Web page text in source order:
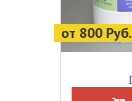
от 800 Руб.